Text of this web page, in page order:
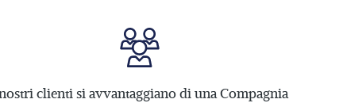
clienti si avvantaggiano di una Compagnia